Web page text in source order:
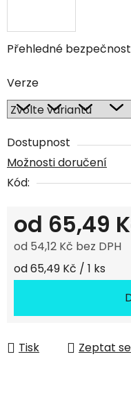
Přehledné
Verze
Dostupnost
Možnosti doručení
Kód:
od 65,49
od 54,12 Kč bez DPH
Měrná cena:
od 65,49 Kč / 1 ks
Tisk Zeptat se